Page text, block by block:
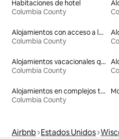
Habitaciones de hotel
Columbia County
Alojamientos con acceso a la playa
Columbia County
Alojamientos vacacionales que admiten mascotas
Columbia County
Alojamientos en complejos turísticos
Columbia County
Airbnb Estados Unidos